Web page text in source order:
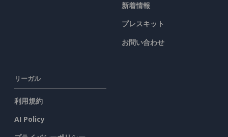
新着情報
プレスキット
お問い合わせ
リーガル
利用規約
AI Policy